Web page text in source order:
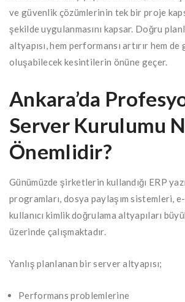
ve güvenlik çözümlerinin tek bir proje
şekilde uygulanmasını kapsar. Doğru
altyapısı, hem performansı artırır hem
oluşabilecek kesintilerin önüne geçer.
Ankara’da
Server Kurulumu
Önemlidir?
Günümüzde şirketlerin kullandığı ERP
programları, dosya paylaşım sistemleri,
kullanıcı kimlik doğrulama altyapıları
üzerinde çalışmaktadır.
Yanlış planlanan bir server altyapısı;
Performans problemlerine